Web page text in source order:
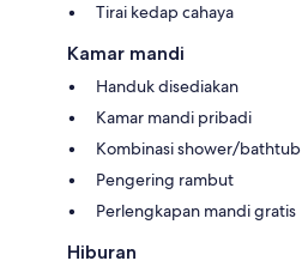
Tirai kedap cahaya
Kamar mandi
Handuk disediakan
Kamar mandi pribadi
Kombinasi shower/bathtub
Pengering rambut
Perlengkapan mandi gratis
Hiburan